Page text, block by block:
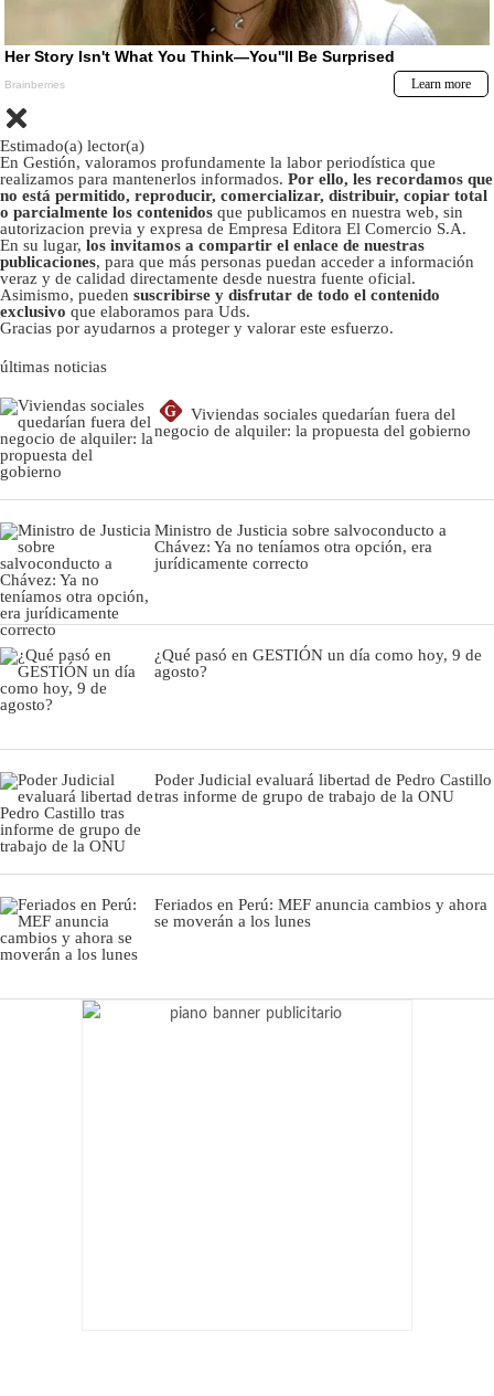
Estimado(a) lector(a)
En Gestión, valoramos profundamente la labor periodística que
realizamos para mantenerlos informados. Por ello, les recordamos que
no está permitido, reproducir, comercializar, distribuir, copiar total
o parcialmente los contenidos que publicamos en nuestra web, sin
autorizacion previa y expresa de Empresa Editora El Comercio S.A.
En su lugar, los invitamos a compartir el enlace de nuestras
publicaciones, para que más personas puedan acceder a información
veraz y de calidad directamente desde nuestra fuente oficial.
Asimismo, pueden suscribirse y disfrutar de todo el contenido
exclusivo que elaboramos para Uds.
Gracias por ayudarnos a proteger y valorar este esfuerzo.
últimas noticias
G
Viviendas sociales quedarían fuera del
negocio de alquiler: la propuesta del gobierno
Ministro de Justicia sobre salvoconducto a
Chávez: Ya no teníamos otra opción, era
jurídicamente correcto
¿Qué pasó en GESTIÓN un día como hoy, 9 de
agosto?
Poder Judicial evaluará libertad de Pedro Castillo
tras informe de grupo de trabajo de la ONU
Feriados en Perú: MEF anuncia cambios y ahora
se moverán a los lunes